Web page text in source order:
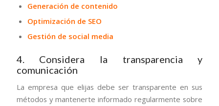
Generación de contenido
Optimización de SEO
Gestión de social media
4. Considera la transparencia y
comunicación
La empresa que elijas debe ser transparente en sus
métodos y mantenerte informado regularmente sobre